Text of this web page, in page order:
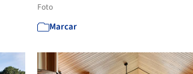
Foto
Marcar